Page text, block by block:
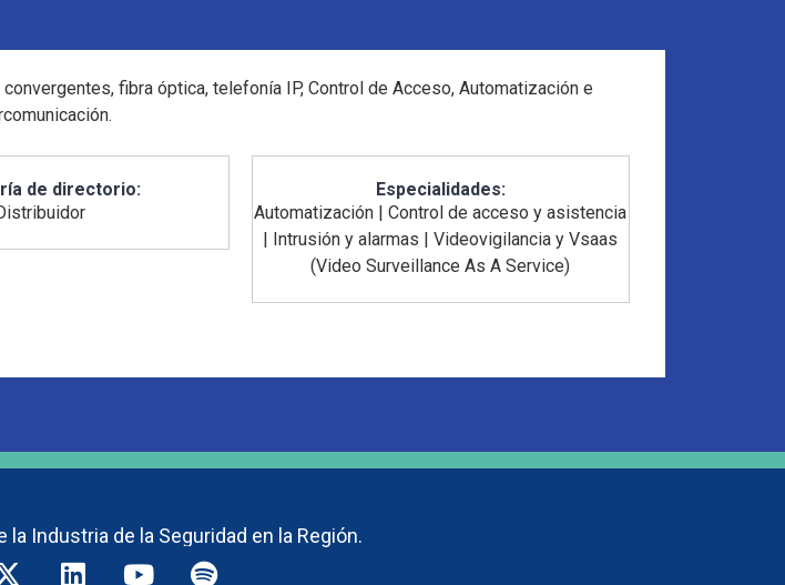
fibra óptica, telefonía IP, Control de Acceso, Automatización e
de directorio:
Especialidades:
Automatización |Control de acceso y asistencia
Intrusión y alarmas |Videovigilancia y Vsaas
(Video Surveillance As A Service)
Industria de la Seguridad en la Región.